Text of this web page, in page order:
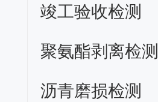
竣工验收检测
聚氨酯剥离检测
沥青磨损检测